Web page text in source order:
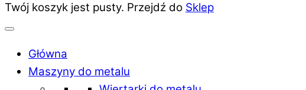
Twój koszyk jest pusty. Przejdź do Sklep
Główna
Maszyny do metalu